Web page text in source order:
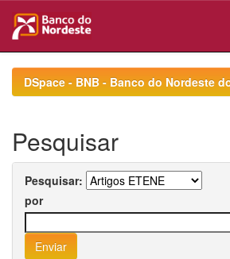
navigationDSpace - BNB - Banco do Nordeste
Pesquisar
Pesquisar:
por